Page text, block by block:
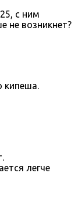
с ним
не возникнет?
кипеша.
легче